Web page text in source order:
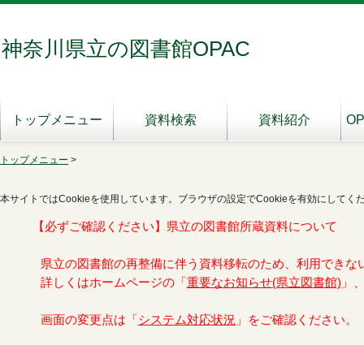
神奈川県立の図書館OPAC
トップメニュー 資料検索 資料紹介
トップメニュー >
本サイトではCookieを使用しています。ブラウザの設定でCookieを有効にしてく
【必ずご確認ください】県立の図書館所蔵資料について
県立の図書館の再整備に伴う資料移転のため、利用できな
詳しくはホームページの「 重要なお知らせ(県立図書館) 」
画面の変更点は「 システム対応状況 」をご確認ください。